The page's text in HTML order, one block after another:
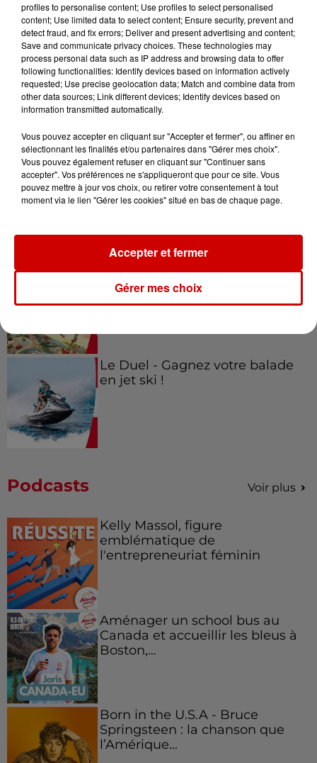
Jeux Voir plus
Gagnez vos places pour le
Festival du Roi Arthur 2026 !
Gagnez vos entrées pour le
Musée du Sport Automobile au
Mans !
Alouette vous invite à
Futuroscope Xperiences !
Le Duel - Gagnez votre balade
en jet ski !
Podcasts Voir plus
Kelly Massol, figure
emblématique de
l'entrepreneuriat féminin
Aménager un school bus au
Canada et accueillir les bleus à
Boston,...
Born in the U.S.A - Bruce
Springsteen : la chanson que
l’Amérique...
profiles to personalise content; Use profiles to select personalised
content; Use limited data to select content; Ensure security, prevent and
detect fraud, and fix errors; Deliver and present advertising and content;
Save and communicate privacy choices. These technologies may
process personal data such as IP address and browsing data to offer
following functionalities: Identify devices based on information actively
requested; Use precise geolocation data; Match and combine data from
other data sources; Link different devices; Identify devices based on
information transmitted automatically.
Vous pouvez accepter en cliquant sur "Accepter et fermer", ou affiner en
sélectionnant les finalités et/ou partenaires dans "Gérer mes choix".
Vous pouvez également refuser en cliquant sur "Continuer sans
accepter". Vos préférences ne s'appliqueront que pour ce site. Vous
pouvez mettre à jour vos choix, ou retirer votre consentement à tout
moment via le lien "Gérer les cookies" situé en bas de chaque page.
Gérer mes choix
Accepter et fermer